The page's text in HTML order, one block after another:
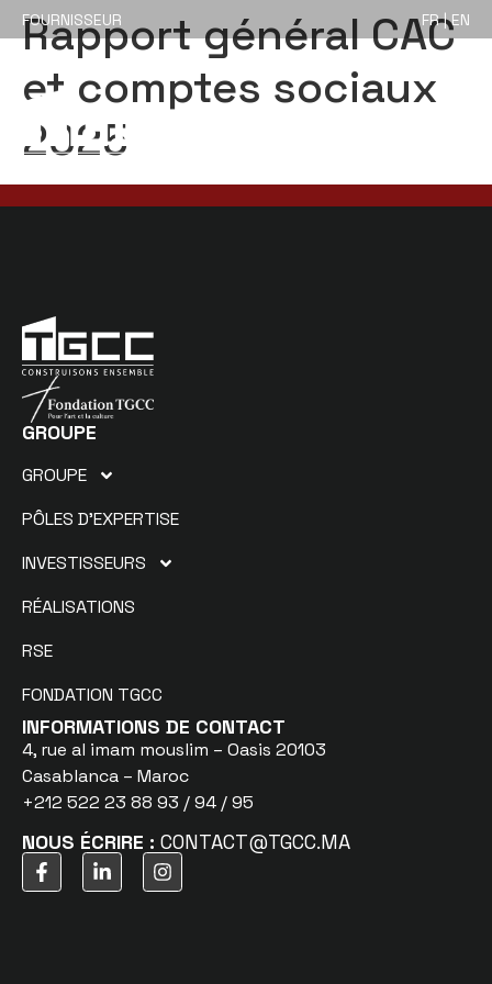
FOURNISSEUR FR | EN
Rapport général CAC
et comptes sociaux
2025
GROUPE
GROUPE
PÔLES D’EXPERTISE
INVESTISSEURS
RÉALISATIONS
RSE
FONDATION TGCC
INFORMATIONS DE CONTACT
4, rue al imam mouslim – Oasis 20103
Casablanca – Maroc
+212 522 23 88 93 / 94 / 95
NOUS ÉCRIRE : CONTACT@TGCC.MA